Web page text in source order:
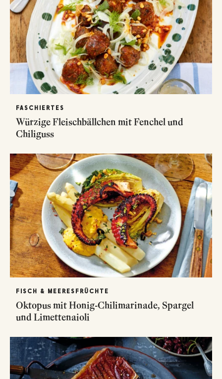
FASCHIERTES
Würzige Fleischbällchen mit Fenchel und
Chiliguss
FISCH & MEERESFRÜCHTE
Oktopus mit Honig-Chilimarinade, Spargel
und Limettenaioli